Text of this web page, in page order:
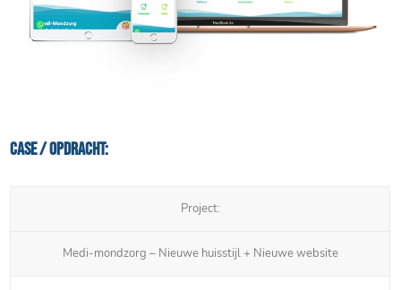
Case / Opdracht:
Project:
Medi-mondzorg – Nieuwe huisstijl + Nieuwe website